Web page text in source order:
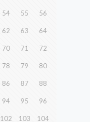
54 55 56
62 63 64
70 71 72
78 79 80
86 87 88
94 95 96
102 103 104